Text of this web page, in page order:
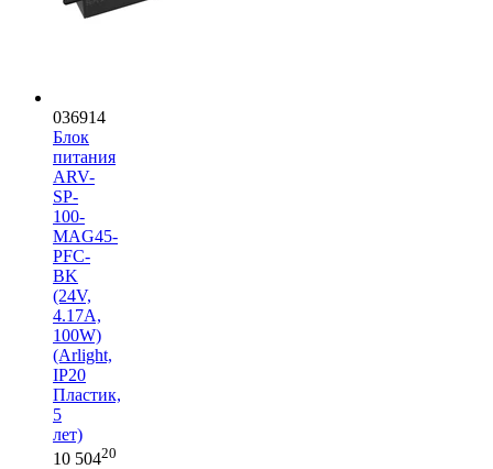
036914
Блок
питания
ARV-
SP-
100-
MAG45-
PFC-
BK
(24V,
4.17A,
100W)
(Arlight,
IP20
Пластик,
5
лет)
10 50420